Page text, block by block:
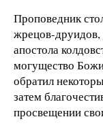
Проповедник
жрецов-друидов,
апостола
могущество
обратил
затем
просвещении